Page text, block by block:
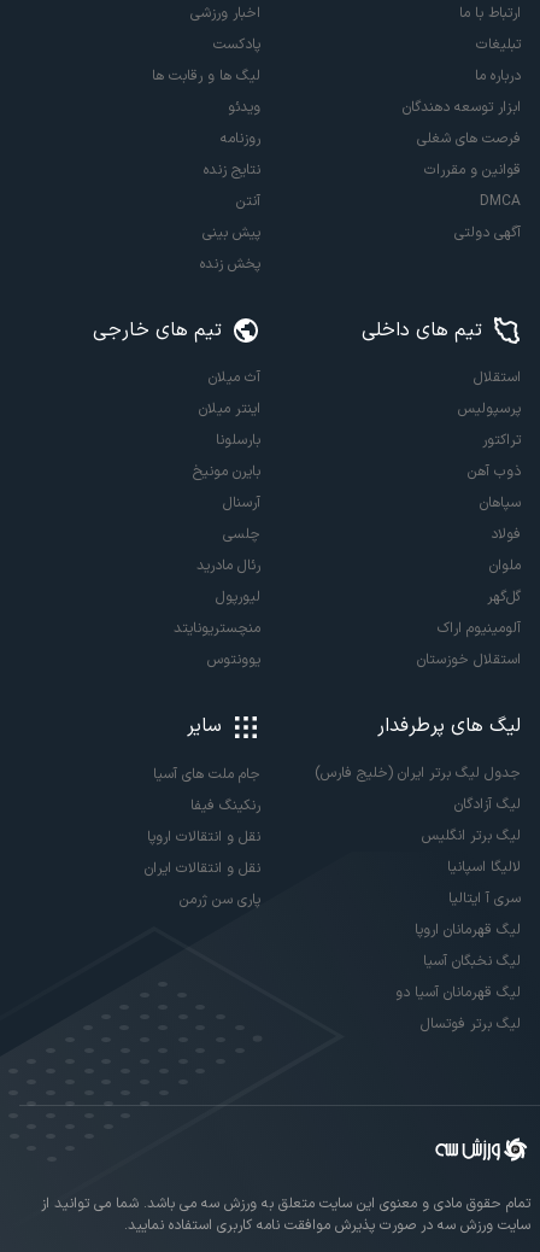
ارتباط با ما
تبلیغات
درباره ما
ابزار توسعه دهندگان
فرصت های شغلی
قوانین و مقررات
DMCA
آگهی دولتی
اخبار ورزشی
پادکست
لیگ ها و رقابت ها
ویدئو
روزنامه
نتایج زنده
آنتن
پیش بینی
پخش زنده
تیم های داخلی
استقلال
پرسپولیس
تراکتور
ذوب آهن
سپاهان
فولاد
ملوان
گل‌گهر
آلومینیوم اراک
استقلال خوزستان
تیم های خارجی
آث میلان
اینتر میلان
بارسلونا
بایرن مونیخ
آرسنال
چلسی
رئال مادرید
لیورپول
منچستریونایتد
یوونتوس
لیگ های پرطرفدار
جدول لیگ برتر ایران (خلیج فارس)
لیگ آزادگان
لیگ برتر انگلیس
لالیگا اسپانیا
سری آ ایتالیا
لیگ قهرمانان اروپا
لیگ نخبگان آسیا
لیگ قهرمانان آسیا دو
لیگ برتر فوتسال
سایر
جام ملت های آسیا
رنکینگ فیفا
نقل و انتقالات اروپا
نقل و انتقالات ایران
پاری سن ژرمن
تمام حقوق مادی و معنوی این سایت متعلق به ورزش سه می باشد. شما می توانید از
سایت ورزش سه در صورت پذیرش موافقت نامه کاربری استفاده نمایید.